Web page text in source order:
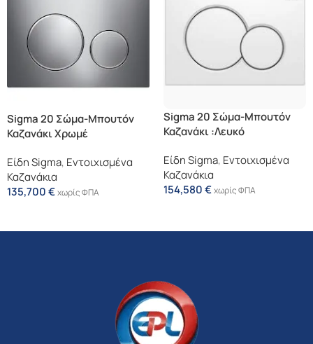
Sigma 20 Σώμα-Μπουτόν
Καζανάκι Χρωμέ
Χρωμέ Ματ
Είδη Sigma, Εντοιχισμένα
Καζανάκια
135,700€χωρίς ΦΠΑ
Sigma 20 Σώμα-Μπουτόν
Καζανάκι :λευκό
Λευκό Ματ
Είδη Sigma, Εντοιχισμένα
Καζανάκια
154,580€χωρίς ΦΠΑ